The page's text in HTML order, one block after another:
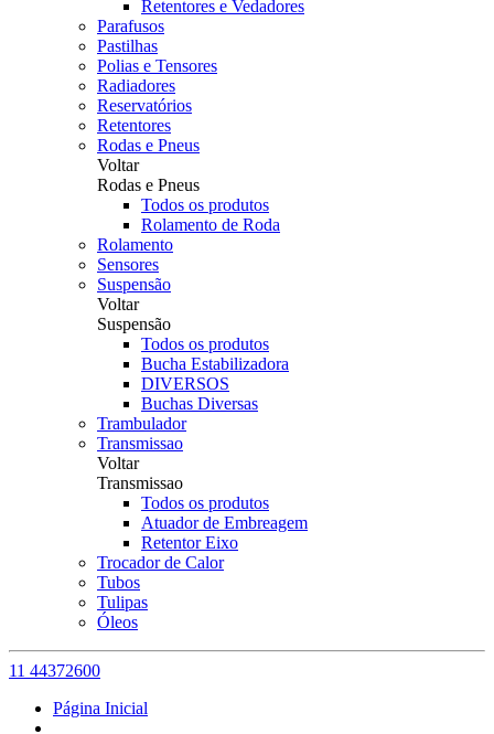
Retentores e Vedadores
Parafusos
Pastilhas
Polias e Tensores
Radiadores
Reservatórios
Retentores
Rodas e Pneus
Voltar
Rodas e Pneus
Todos os produtos
Rolamento de Roda
Rolamento
Sensores
Suspensão
Voltar
Suspensão
Todos os produtos
Bucha Estabilizadora
DIVERSOS
Buchas Diversas
Trambulador
Transmissao
Voltar
Transmissao
Todos os produtos
Atuador de Embreagem
Retentor Eixo
Trocador de Calor
Tubos
Tulipas
Óleos
11 44372600
Página Inicial